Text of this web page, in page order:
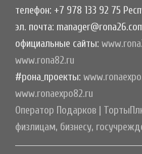
телефон: +7 978 133 92 75
эл. почта:
официальные сайты:
www.rona82.ru
#рона_проекты:
www.ronaexpo82.ru
Оператор Подарков |
физлицам, бизнесу,